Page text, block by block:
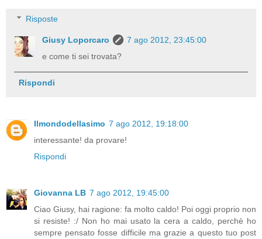
Risposte
Giusy Loporcaro
7 ago 2012, 23:45:00
e come ti sei trovata?
Rispondi
Ilmondodellasimo 7 ago 2012, 19:18:00
interessante! da provare!
Rispondi
Giovanna LB 7 ago 2012, 19:45:00
Ciao Giusy, hai ragione: fa molto caldo! Poi oggi proprio non
si resiste! :/ Non ho mai usato la cera a caldo, perchè ho
sempre pensato fosse difficile ma grazie a questo tuo post